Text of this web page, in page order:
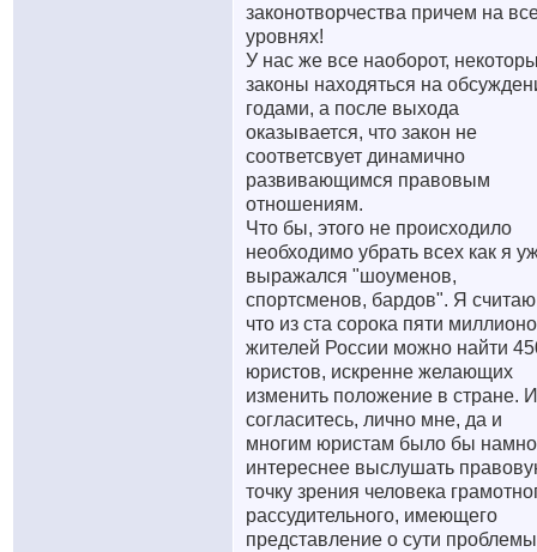
законотворчества причем на
уровнях!
У нас же все наоборот,
законы находяться на
годами, а после выхода
оказывается, что закон не
соответсвует динамично
развивающимся правовым
отношениям.
Что бы, этого не происходило
необходимо убрать всех как я
выражался "шоуменов,
спортсменов, бардов". Я
что из ста сорока пяти
жителей России можно найти
юристов, искренне желающих
изменить положение в стране. И
согласитесь, лично мне, да и
многим юристам было бы
интереснее выслушать
точку зрения человека
рассудительного, имеющего
представление о сути